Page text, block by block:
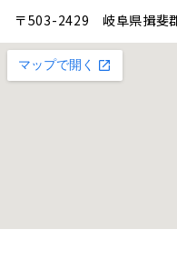
〒503-2429 岐阜県揖斐